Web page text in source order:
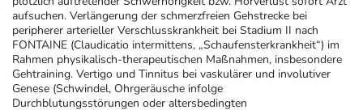
aufsuchen. Verlängerung der schmerzfreien Gehstrecke bei
peripherer arterieller Verschlusskrankheit bei Stadium II nach
FONTAINE (Claudicatio intermittens, „Schaufensterkrankheit“) im
Rahmen physikalisch-therapeutischen Maßnahmen, insbesondere
Gehtraining. Vertigo und Tinnitus bei vaskulärer und involutiver
Genese (Schwindel, Ohrgeräusche infolge
Durchblutungsstörungen oder altersbedingten